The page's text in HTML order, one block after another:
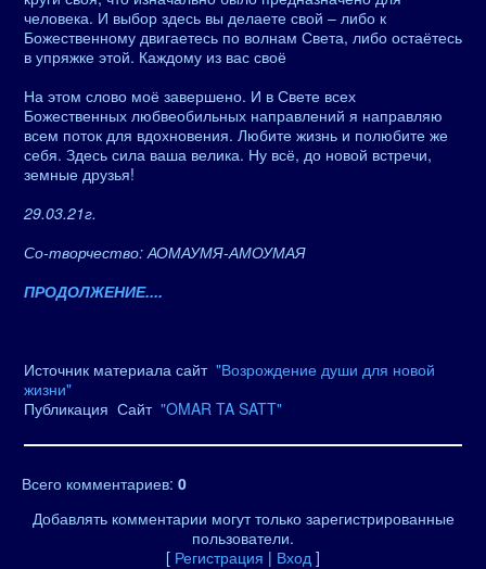
человека. И выбор здесь вы делаете свой – либо к
Божественному двигаетесь по волнам Света, либо остаётесь
в упряжке этой. Каждому из вас своё
На этом слово моё завершено. И в Свете всех
Божественных любвеобильных направлений я направляю
всем поток для вдохновения. Любите жизнь и полюбите же
себя. Здесь сила ваша велика. Ну всё, до новой встречи,
земные друзья!
29.03.21г.
Со-творчество: АОМАУМЯ-АМОУМАЯ
ПРОДОЛЖЕНИЕ....
Источник материала сайт "Возрождение души для новой
жизни"
Публикация Сайт "OMAR TA SATT"
Всего комментариев: 0
Добавлять комментарии могут только зарегистрированные
пользователи.
[ Регистрация | Вход ]